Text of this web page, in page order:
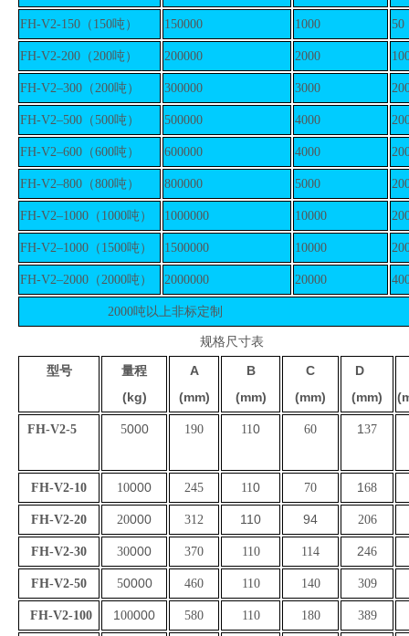
FH-V2-150 （ 150吨） 150000 1000 50
FH-V2-200 （ 200吨） 200000 2000
FH-V2–300 （ 200吨） 300000 3000 2
FH-V2–500 （500吨） 500000 4000 2
FH-V2–600 （600吨） 600000 4000 2
FH-V2–800 （800吨） 800000 5000 2
FH-V2–1000 （ 1000吨） 1000000 10000 2
FH-V2–1000 （ 1500吨） 1500000 10000 2
FH-V2–2000 （ 2000吨） 2000000 20000 4
2000吨以上非标定制
规格尺寸表
型号 量程
(kg)
A
(mm)
B
(mm)
C
(mm)
D
(mm)
FH-V2-5 5000 190 110 60 137
FH-V2-10 10000 245 110 70 168
FH-V2-20 20000 312 110 94 206
FH-V2-30 30000 370 110 114 246
FH-V2-50 50000 460 110 140 309
FH-V2-100 100000 580 110 180 389